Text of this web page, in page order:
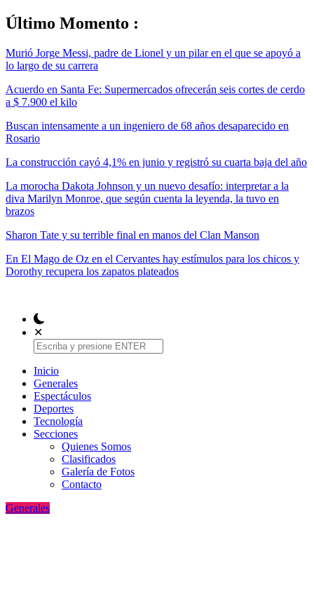
Último Momento :
Murió Jorge Messi, padre de Lionel y un pilar en el que se apoyó a
lo largo de su carrera
Acuerdo en Santa Fe: Supermercados ofrecerán seis cortes de cerdo
a $ 7.900 el kilo
Buscan intensamente a un ingeniero de 68 años desaparecido en
Rosario
La construcción cayó 4,1% en junio y registró su cuarta baja del año
La morocha Dakota Johnson y un nuevo desafío: interpretar a la
diva Marilyn Monroe, que según cuenta la leyenda, la tuvo en
brazos
Sharon Tate y su terrible final en manos del Clan Manson
En El Mago de Oz en el Cervantes hay estímulos para los chicos y
Dorothy recupera los zapatos plateados
✕
Inicio
Generales
Espectáculos
Deportes
Tecnologí­a
Secciones
Quienes Somos
Clasificados
Galería de Fotos
Contacto
Generales